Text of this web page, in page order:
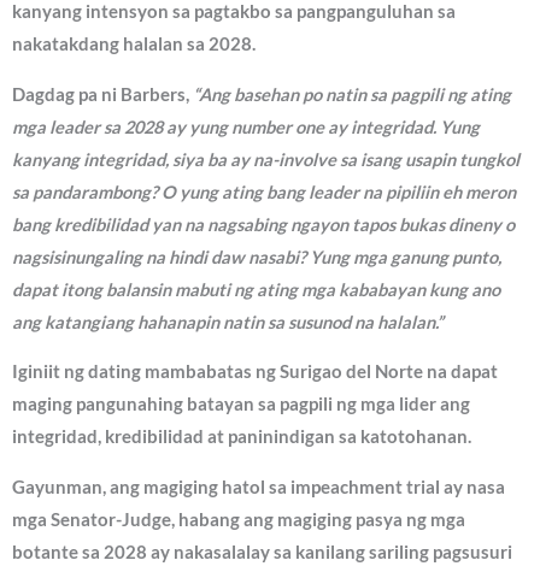
kanyang intensyon sa pagtakbo sa pangpanguluhan sa
nakatakdang halalan sa 2028.
Dagdag pa ni Barbers, “Ang basehan po natin sa pagpili ng ating
mga leader sa 2028 ay yung number one ay integridad. Yung
kanyang integridad, siya ba ay na-involve sa isang usapin tungkol
sa pandarambong? O yung ating bang leader na pipiliin eh meron
bang kredibilidad yan na nagsabing ngayon tapos bukas dineny o
nagsisinungaling na hindi daw nasabi? Yung mga ganung punto,
dapat itong balansin mabuti ng ating mga kababayan kung ano
ang katangiang hahanapin natin sa susunod na halalan.”
Iginiit ng dating mambabatas ng Surigao del Norte na dapat
maging pangunahing batayan sa pagpili ng mga lider ang
integridad, kredibilidad at paninindigan sa katotohanan.
Gayunman, ang magiging hatol sa impeachment trial ay nasa
mga Senator-Judge, habang ang magiging pasya ng mga
botante sa 2028 ay nakasalalay sa kanilang sariling pagsusuri